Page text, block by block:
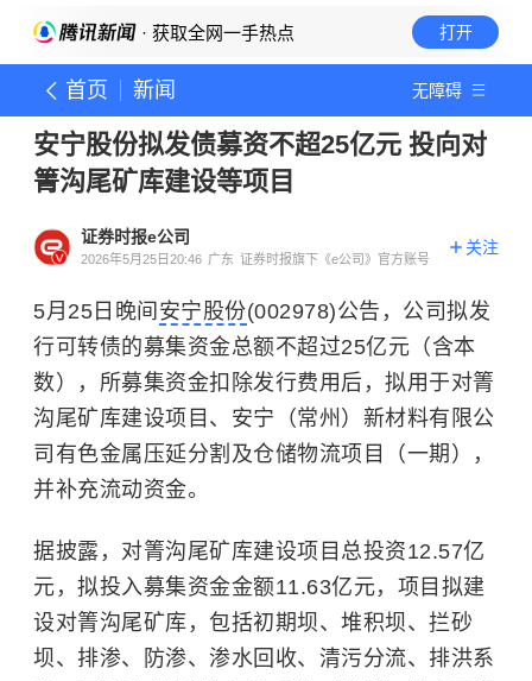
· 获取全网一手热点 打开
首页 新闻 无障碍
安宁股份拟发债募资不超25亿元 投向对
箐沟尾矿库建设等项目
证券时报e公司
2026年5月25日20:46 广东 证券时报旗下《e公司》官方账号
关注
5月25日晚间 安宁股份(002978)公告，公司拟发
行可转债的募集资金总额不超过25亿元（含本
数），所募集资金扣除发行费用后，拟用于对箐
沟尾矿库建设项目、安宁（常州）新材料有限公
司有色金属压延分割及仓储物流项目（一期），
并补充流动资金。
据披露，对箐沟尾矿库建设项目总投资12.57亿
元，拟投入募集资金金额11.63亿元，项目拟建
设对箐沟尾矿库，包括初期坝、堆积坝、拦砂
坝、排渗、防渗、渗水回收、清污分流、排洪系